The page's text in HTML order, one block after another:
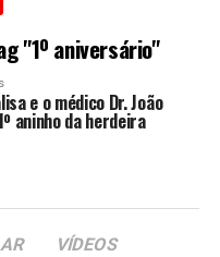
"1º aniversário"
e o médico Dr. João
aninho da herdeira
VÍDEOS